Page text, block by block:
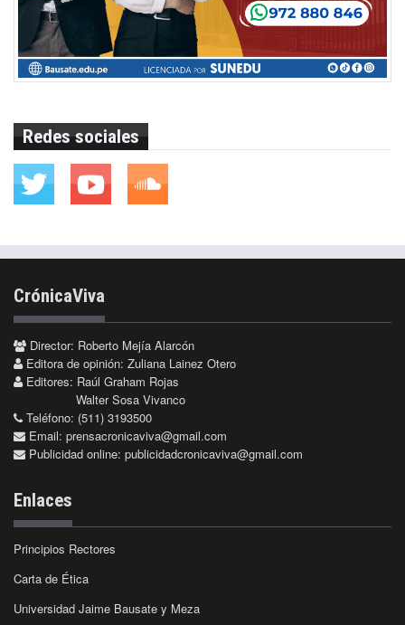
Redes sociales
CrónicaViva
Director: Roberto Mejía Alarcón
Editora de opinión: Zuliana Lainez Otero
Editores: Raúl Graham Rojas
Walter Sosa Vivanco
Teléfono: (511) 3193500
Email: prensacronicaviva@gmail.com
Publicidad online: publicidadcronicaviva@gmail.com
Enlaces
Principios Rectores
Carta de Ética
Universidad Jaime Bausate y Meza